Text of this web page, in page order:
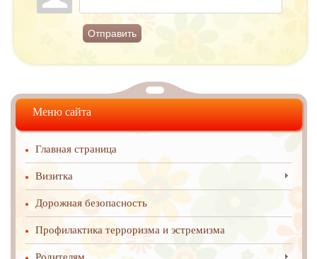
Отправить
Меню сайта
Главная страница
Визитка
Дорожная безопасность
Профилактика терроризма и эстремизма